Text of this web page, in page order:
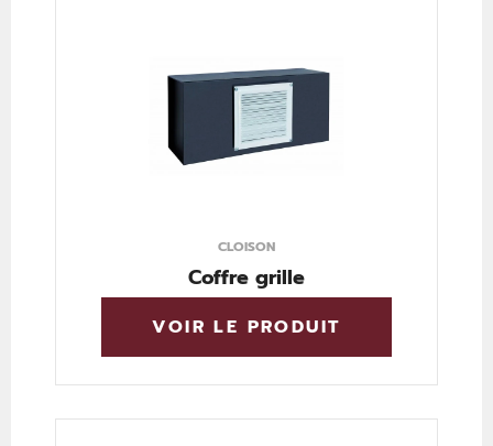
CLOISON
Coffre grille
VOIR LE PRODUIT